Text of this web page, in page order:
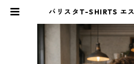
バリスタT-SHIRTS エスプレッソマ
arket